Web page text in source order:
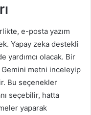
e-posta yazım
Yapay zeka destekli
yardımcı olacak. Bir
Gemini metni inceleyip
Bu seçenekler
seçebilir, hatta
yaparak